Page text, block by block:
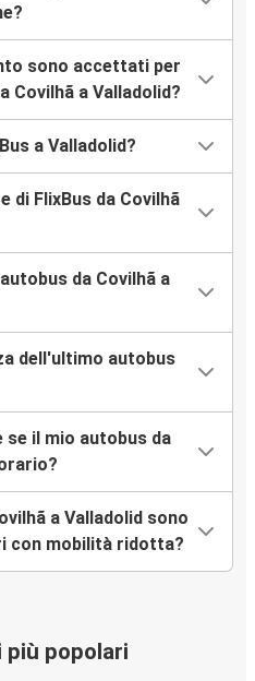
sono accettati per
Covilhã a Valladolid?
a Valladolid?
di FlixBus da Covilhã
da Covilhã a
dell'ultimo autobus
il mio autobus da
a Valladolid sono
con mobilità ridotta?
più popolari